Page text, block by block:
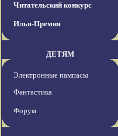
Читательский конкурс
Илья-Премия
ДЕТЯМ
Электронные пампасы
Фантастика
Форум